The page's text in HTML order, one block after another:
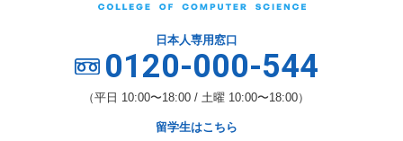
日本人専用窓口
0120-000-544
（平日 10:00〜18:00 / 土曜 10:00〜18:00）
留学生はこちら